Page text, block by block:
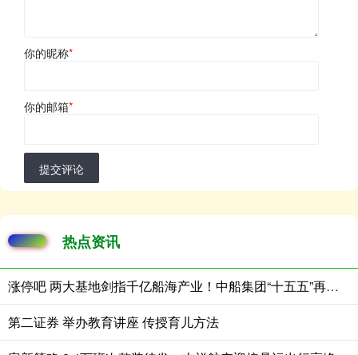
你的昵称*
你的邮箱*
提交评论
热点资讯
涨停吧 两大基地剑指千亿船海产业！中船集团“十五五”再加码南沙
第二证券 举办教育讲座 传授育儿方法